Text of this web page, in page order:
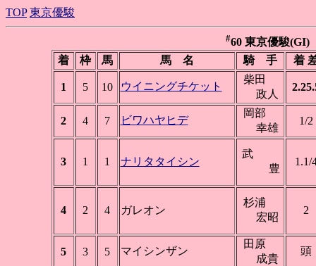
TOP 東京優駿
#60 東京優駿(GI)
着
枠 馬 馬 名 騎 手 着
1 5 10 ウイニングチケット
柴田
政人
2 4 7 ビワハヤヒデ
岡部
幸雄
1/2
3 1 1 ナリタタイシン
武
豊
1.1/
4 2 4 ガレオン
杉浦
宏昭
2
5 3 5 マイシンザン
田原
成貴
頭